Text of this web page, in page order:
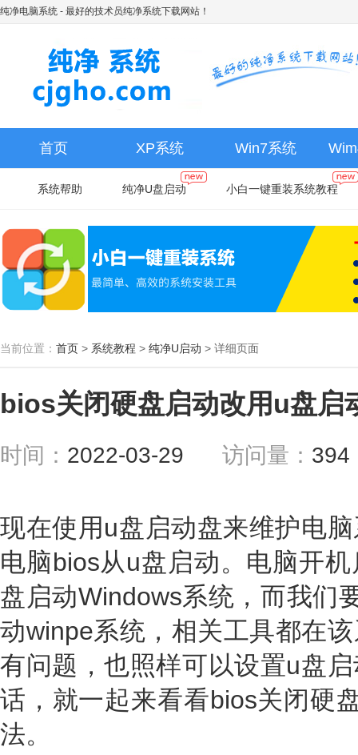
纯净电脑系统 - 最好的技术员纯净系统下载网站！
首页 XP系统 Win7系统
系统帮助 纯净U盘启动 小白一键重装系统教程
当前位置： 首页 > 系统教程 > 纯净U启动 > 详细页面
bios关闭硬盘启动改用u盘启
时间： 2022-03-29 访问量：
现在使用u盘启动盘来维护电
电脑bios从u盘启动。电脑开
盘启动Windows系统，而我们
动winpe系统，相关工具都在
有问题，也照样可以设置u盘
话，就一起来看看bios关闭硬
法。